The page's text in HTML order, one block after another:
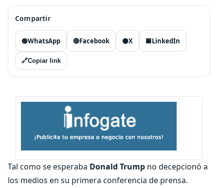
Compartir
🟢WhatsApp 🔵Facebook ⚫X 🟦LinkedIn
🔗Copiar link
Tal como se esperaba Donald Trump no decepcionó a
los medios en su primera conferencia de prensa.